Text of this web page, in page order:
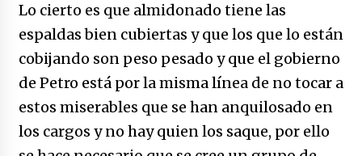
Lo cierto es que almidonado tiene las
espaldas bien cubiertas y que los que lo están
cobijando son peso pesado y que el gobierno
de Petro está por la misma línea de no tocar a
estos miserables que se han anquilosado en
los cargos y no hay quien los saque, por ello